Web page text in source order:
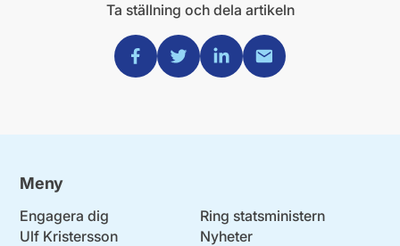
Ta ställning och dela artikeln
Dela via Facebook
Dela via Twitter
Dela via Linkedin
Dela via Mail
Meny
Engagera dig
Ulf Kristersson
Ring statsministern
Nyheter